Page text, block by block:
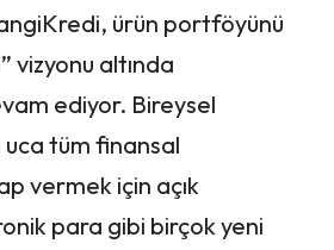
ürün portföyünü
vizyonu altında
ediyor. Bireysel
tüm finansal
vermek için açık
para gibi birçok yeni